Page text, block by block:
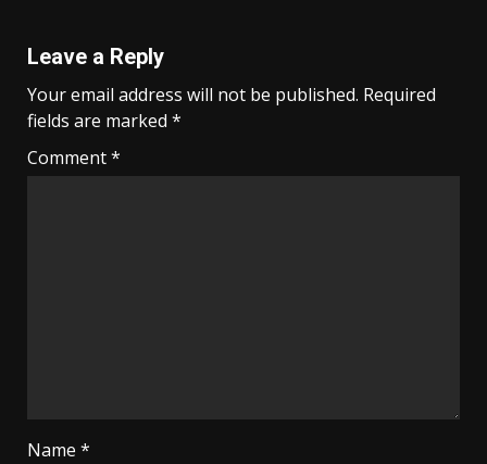
Leave a Reply
Your email address will not be published. Required
fields are marked *
Comment*
Name *